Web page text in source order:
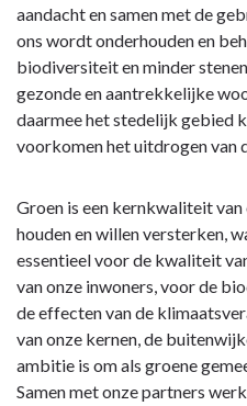
aandacht en samen met de
ons wordt onderhouden en
biodiversiteit en minder
gezonde en aantrekkelijke
daarmee het stedelijk gebied
voorkomen het uitdrogen van
Groen is een kernkwaliteit
houden en willen versterken,
essentieel voor de kwaliteit
van onze inwoners, voor de
de effecten van de
van onze kernen, de
ambitie is om als groene
Samen met onze partners